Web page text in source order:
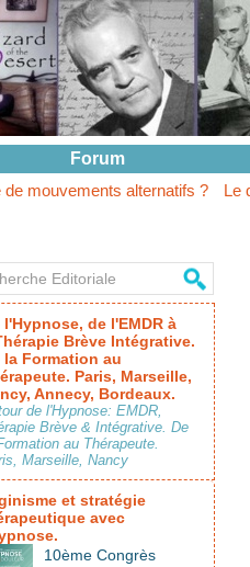
Forum
alternatifs ?
Le
l'Hypnose, de l'EMDR à
Brève Intégrative.
la Formation au
Paris, Marseille,
Annecy, Bordeaux.
de l'Hypnose: EMDR,
Brève & Intégrative. De
au Thérapeute.
Marseille, Nancy
et stratégie
avec
10ème Congrès